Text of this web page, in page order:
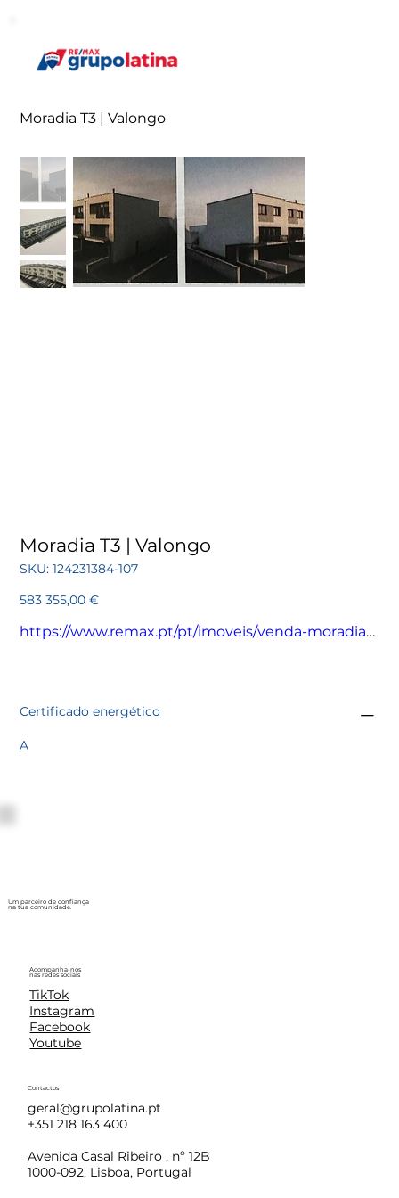
Moradia T3 | Valongo
Moradia T3 | Valongo
SKU: SKU
124231384-
124231384-107
Preço
583 355,00 €
https://www.remax.pt/pt/imoveis/venda-moradia-
Certificado energético
A
Um parceiro de confiança
na tua comunidade.
Acompanha-nos
nas redes sociais
TikTok
Instagram
Facebook
Youtube
Contactos
geral@grupolatina.pt
+351 218 163 400
Avenida Casal Ribeiro , nº 12B
1000-092, Lisboa, Portugal